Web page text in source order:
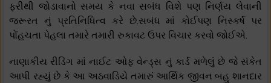
ફરીથી જોડાવાનો સમય કે નવા સબંધ વિશે પણ નિર્ણય લેવાની
જરૂરત નું પ્રતિનિધિત્વ કરે છે.સબંધ માં કોઈપણ નિસ્કર્ષ પર
પોંહચતા પેહલા તમારે તમારી રુકાવટ ઉપર વિચાર કરવો જોઈએ.
નાણાકીય રીડિંગ માં નાઈટ ઓફ વેન્ડ્સ નું કાર્ડ મળેલું છે જે સંકેત
આપી રહ્યું છે કે આ અઠવાડિયે તમારું આર્થિક જીવન બહુ શાનદાર